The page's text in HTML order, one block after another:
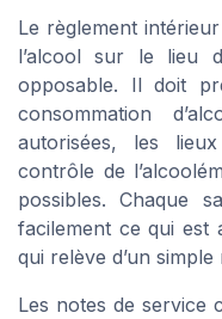
Le règlement
l’alcool sur le lieu
opposable. Il doit
consommation
autorisées, les
contrôle de
possibles. Chaque
facilement ce qui est
qui relève d’un
Les notes de service